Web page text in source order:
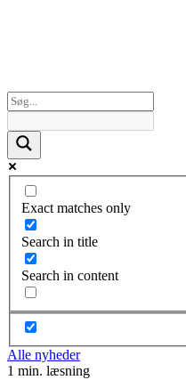
Exact matches only
Search in title
Search in content
Alle nyheder
1 min. læsning